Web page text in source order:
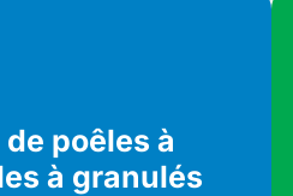
poêles à
à granulés